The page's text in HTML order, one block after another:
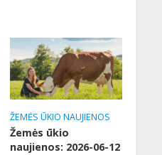
ŽEMĖS ŪKIO NAUJIENOS
Žemės ūkio
naujienos: 2026-06-12